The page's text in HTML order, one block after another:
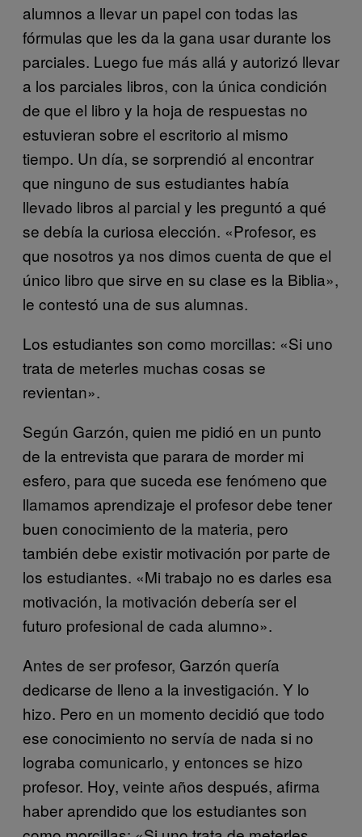
alumnos a llevar un papel con todas las
fórmulas que les da la gana usar durante los
parciales. Luego fue más allá y autorizó llevar
a los parciales libros, con la única condición
de que el libro y la hoja de respuestas no
estuvieran sobre el escritorio al mismo
tiempo. Un día, se sorprendió al encontrar
que ninguno de sus estudiantes había
llevado libros al parcial y les preguntó a qué
se debía la curiosa elección. «Profesor, es
que nosotros ya nos dimos cuenta de que el
único libro que sirve en su clase es la Biblia»,
le contestó una de sus alumnas.
Los estudiantes son como morcillas: «Si uno
trata de meterles muchas cosas se
revientan».
Según Garzón, quien me pidió en un punto
de la entrevista que parara de morder mi
esfero, para que suceda ese fenómeno que
llamamos aprendizaje el profesor debe tener
buen conocimiento de la materia, pero
también debe existir motivación por parte de
los estudiantes. «Mi trabajo no es darles esa
motivación, la motivación debería ser el
futuro profesional de cada alumno».
Antes de ser profesor, Garzón quería
dedicarse de lleno a la investigación. Y lo
hizo. Pero en un momento decidió que todo
ese conocimiento no servía de nada si no
lograba comunicarlo, y entonces se hizo
profesor. Hoy, veinte años después, afirma
haber aprendido que los estudiantes son